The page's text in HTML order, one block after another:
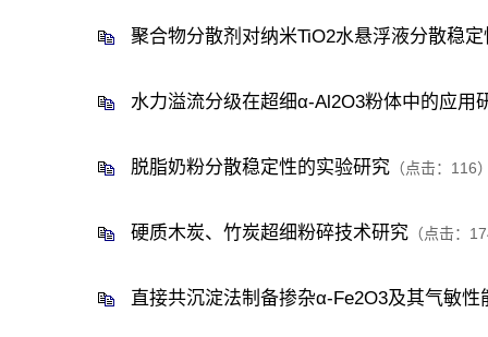
聚合物分散剂对纳米TiO2水悬浮液分散稳
水力溢流分级在超细α-Al2O3粉体中的应用
脱脂奶粉分散稳定性的实验研究 （点击： 116
硬质木炭、竹炭超细粉碎技术研究 （点击：
直接共沉淀法制备掺杂α-Fe2O3及其气敏性